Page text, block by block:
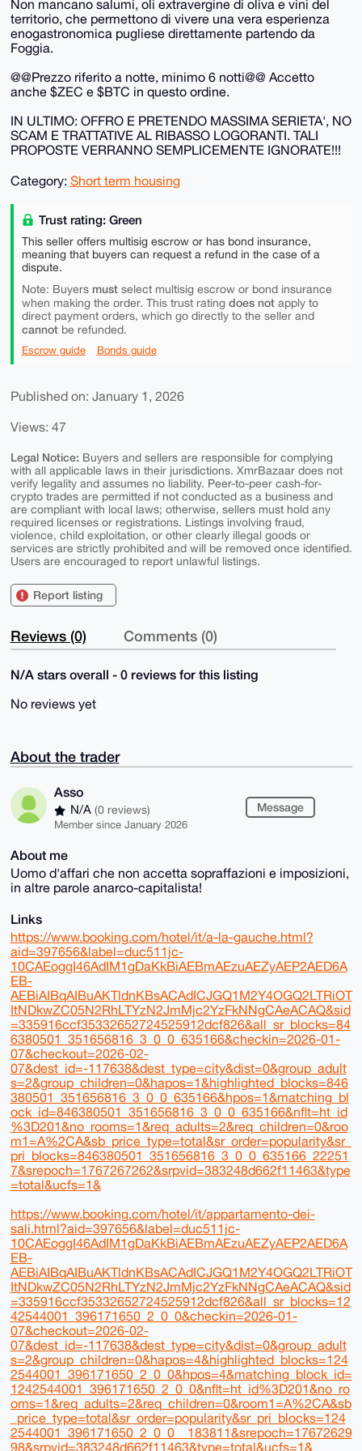
Non mancano salumi, oli extravergine di oliva e vini del
territorio, che permettono di vivere una vera esperienza
enogastronomica pugliese direttamente partendo da
Foggia.
@@Prezzo riferito a notte, minimo 6 notti@@ Accetto
anche $ZEC e $BTC in questo ordine.
IN ULTIMO: OFFRO E PRETENDO MASSIMA SERIETA', NO
SCAM E TRATTATIVE AL RIBASSO LOGORANTI. TALI
PROPOSTE VERRANNO SEMPLICEMENTE IGNORATE!!!
Category: Short term housing
Trust rating: Green
This seller offers multisig escrow or has bond insurance,
meaning that buyers can request a refund in the case of a
dispute.
Note: Buyers mustselect multisig escrow or bond insurance
when making the order. This trust rating does notapply to
direct payment orders, which go directly to the seller and
cannotbe refunded.
Escrow guide Bonds guide
Published on: January 1, 2026
Views: 47
Legal Notice: Buyers and sellers are responsible for complying
with all applicable laws in their jurisdictions. XmrBazaar does not
verify legality and assumes no liability. Peer-to-peer cash-for-
crypto trades are permitted if not conducted as a business and
are compliant with local laws; otherwise, sellers must hold any
required licenses or registrations. Listings involving fraud,
violence, child exploitation, or other clearly illegal goods or
services are strictly prohibited and will be removed once identified.
Users are encouraged to report unlawful listings.
Report listing
Reviews (0) Comments (0)
N/A stars overall - 0 reviews for this listing
No reviews yet
About the trader
Asso
N/A (0 reviews)
Member since January 2026
Message
About me
Uomo d'affari che non accetta sopraffazioni e imposizioni,
in altre parole anarco-capitalista!
Links
https://www.booking.com/hotel/it/a-la-gauche.html?
aid=397656&label=duc511jc-
10CAEoggI46AdIM1gDaKkBiAEBmAEzuAEZyAEP2AED6A
EB-
AEBiAIBqAIBuAKTldnKBsACAdICJGQ1M2Y4OGQ2LTRiOT
ItNDkwZC05N2RhLTYzN2JmMjc2YzFkNNgCAeACAQ&sid
=335916ccf35332652724525912dcf826&all_sr_blocks=84
6380501_351656816_3_0_0_635166&checkin=2026-01-
07&checkout=2026-02-
07&dest_id=-117638&dest_type=city&dist=0&group_adult
s=2&group_children=0&hapos=1&highlighted_blocks=846
380501_351656816_3_0_0_635166&hpos=1&matching_bl
ock_id=846380501_351656816_3_0_0_635166&nflt=ht_id
%3D201&no_rooms=1&req_adults=2&req_children=0&roo
m1=A%2CA&sb_price_type=total&sr_order=popularity&sr_
pri_blocks=846380501_351656816_3_0_0_635166_22251
7&srepoch=1767267262&srpvid=383248d662f11463&type
=total&ucfs=1&
https://www.booking.com/hotel/it/appartamento-dei-
sali.html?aid=397656&label=duc511jc-
10CAEoggI46AdIM1gDaKkBiAEBmAEzuAEZyAEP2AED6A
EB-
AEBiAIBqAIBuAKTldnKBsACAdICJGQ1M2Y4OGQ2LTRiOT
ItNDkwZC05N2RhLTYzN2JmMjc2YzFkNNgCAeACAQ&sid
=335916ccf35332652724525912dcf826&all_sr_blocks=12
42544001_396171650_2_0_0&checkin=2026-01-
07&checkout=2026-02-
07&dest_id=-117638&dest_type=city&dist=0&group_adult
s=2&group_children=0&hapos=4&highlighted_blocks=124
2544001_396171650_2_0_0&hpos=4&matching_block_id=
1242544001_396171650_2_0_0&nflt=ht_id%3D201&no_ro
oms=1&req_adults=2&req_children=0&room1=A%2CA&sb
_price_type=total&sr_order=popularity&sr_pri_blocks=124
2544001_396171650_2_0_0__183811&srepoch=17672629
98&srpvid=383248d662f11463&type=total&ucfs=1&